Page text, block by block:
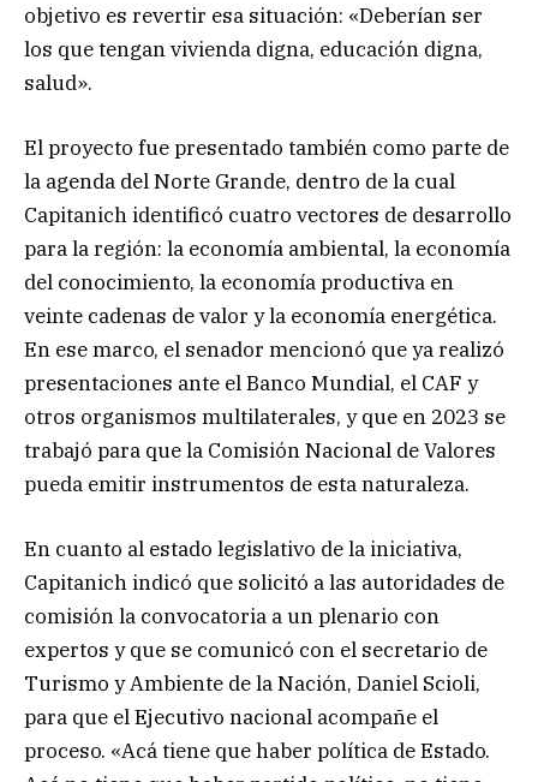
objetivo es revertir esa situación: «Deberían ser
los que tengan vivienda digna, educación digna,
salud».
El proyecto fue presentado también como parte de
la agenda del Norte Grande, dentro de la cual
Capitanich identificó cuatro vectores de desarrollo
para la región: la economía ambiental, la economía
del conocimiento, la economía productiva en
veinte cadenas de valor y la economía energética.
En ese marco, el senador mencionó que ya realizó
presentaciones ante el Banco Mundial, el CAF y
otros organismos multilaterales, y que en 2023 se
trabajó para que la Comisión Nacional de Valores
pueda emitir instrumentos de esta naturaleza.
En cuanto al estado legislativo de la iniciativa,
Capitanich indicó que solicitó a las autoridades de
comisión la convocatoria a un plenario con
expertos y que se comunicó con el secretario de
Turismo y Ambiente de la Nación, Daniel Scioli,
para que el Ejecutivo nacional acompañe el
proceso. «Acá tiene que haber política de Estado.